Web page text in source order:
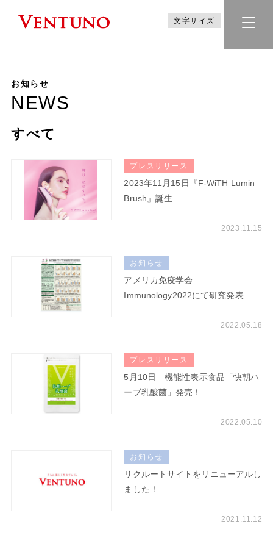
文字サイズ
お知らせ
NEWS
すべて
プレスリリース
2023年11月15日『F-WiTH Lumin
Brush』誕生
2023.11.15
お知らせ
アメリカ免疫学会
Immunology2022にて研究発表
2022.05.18
プレスリリース
5月10日 機能性表示食品「快朝ハ
ーブ乳酸菌」発売！
2022.05.10
お知らせ
リクルートサイトをリニューアルし
ました！
2021.11.12